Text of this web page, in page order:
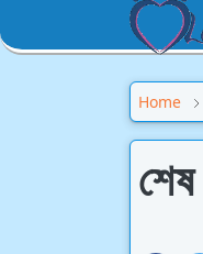
Home